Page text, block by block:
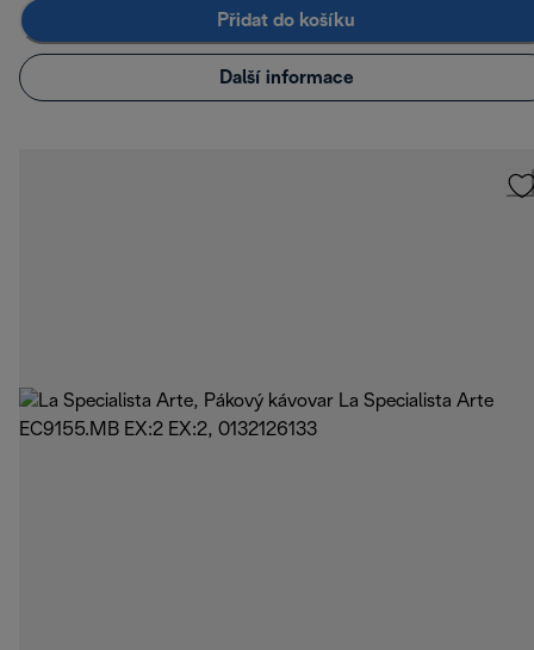
Přidat do košíku
Další informace